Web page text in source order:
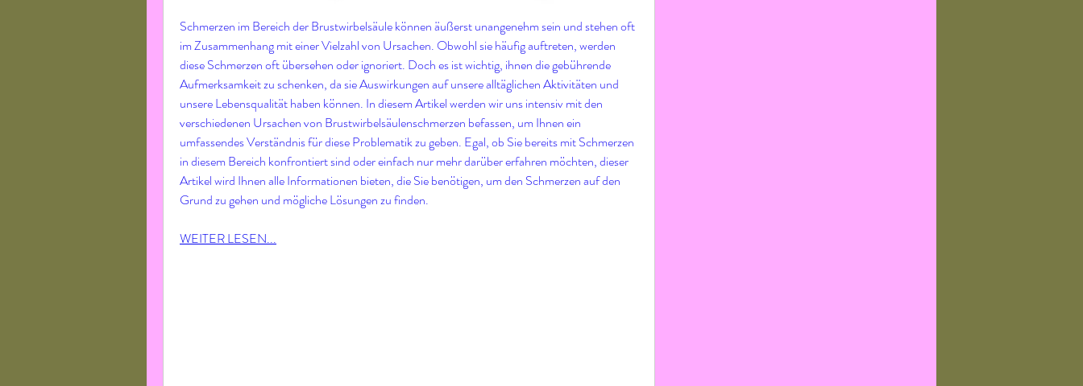
Schmerzen im Bereich der Brustwirbelsäule können äußerst unangenehm sein und stehen oft
im Zusammenhang mit einer Vielzahl von Ursachen. Obwohl sie häufig auftreten, werden
diese Schmerzen oft übersehen oder ignoriert. Doch es ist wichtig, ihnen die gebührende
Aufmerksamkeit zu schenken, da sie Auswirkungen auf unsere alltäglichen Aktivitäten und
unsere Lebensqualität haben können. In diesem Artikel werden wir uns intensiv mit den
verschiedenen Ursachen von Brustwirbelsäulenschmerzen befassen, um Ihnen ein
umfassendes Verständnis für diese Problematik zu geben. Egal, ob Sie bereits mit Schmerzen
in diesem Bereich konfrontiert sind oder einfach nur mehr darüber erfahren möchten, dieser
Artikel wird Ihnen alle Informationen bieten, die Sie benötigen, um den Schmerzen auf den
Grund zu gehen und mögliche Lösungen zu finden.
WEITER LESEN...